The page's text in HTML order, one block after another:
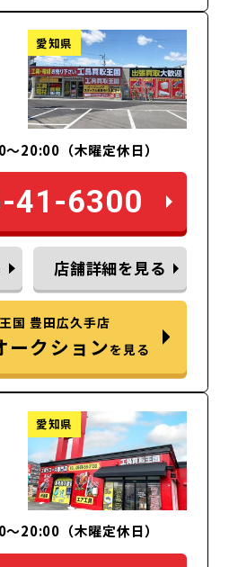
愛知県
20:00（木曜定休日）
41-6300
店舗詳細を見る
国 豊田広久手店
クションを見る
愛知県
20:00（木曜定休日）